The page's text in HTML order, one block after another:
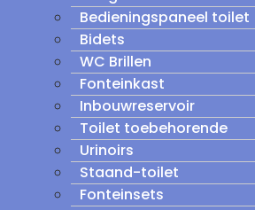
Bedieningspaneel toilet
Bidets
WC Brillen
Fonteinkast
Inbouwreservoir
Toilet toebehorende
Urinoirs
Staand-toilet
Fonteinsets